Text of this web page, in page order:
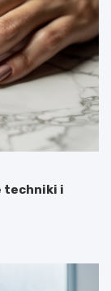
techniki i